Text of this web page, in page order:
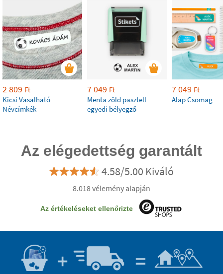
2 809 Ft
Kicsi Vasalható
Névcímkék
7 049 Ft
Menta zöld pasztell
egyedi bélyegző
7 049 Ft
Alap Csomag
Az elégedettség garantált
4.58/5.00 Kiváló
8.018 vélemény alapján
Az értékeléseket ellenőrizte